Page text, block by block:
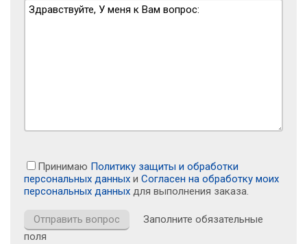
Принимаю Политику защиты и обработки
персональных данных и Согласен на обработку моих
персональных данных для выполнения заказа.
Заполните обязательные
поля